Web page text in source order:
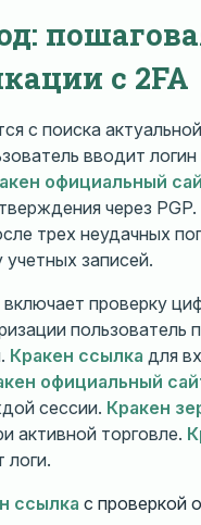
с 2FA
с поиска актуальной
вводит
официальный
через PGP.
трех неудачных
записей.
включает проверку
пользователь
Кракен ссылка для
официальный
сессии. Кракен
активной торговле.
логи.
ссылка с проверкой